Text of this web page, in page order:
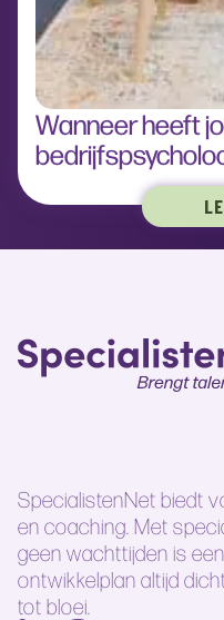
Wanneer heeft
SpecialistenNet biedt
en coaching. Met
geen wachttijden is
ontwikkelplan altijd
tot bloei.